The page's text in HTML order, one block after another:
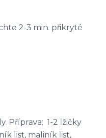
2-3 min. přikryté
Příprava: 1-2 lžičky
list, maliník list,